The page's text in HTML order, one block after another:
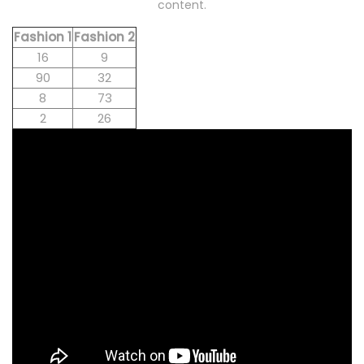
content.
Fashion 1Fashion 2
16
9
90
32
8
73
2
26